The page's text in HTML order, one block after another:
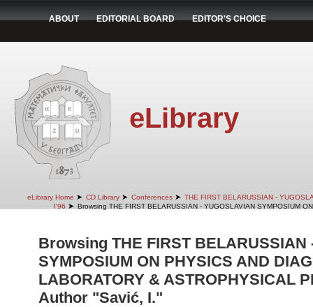
ABOUT EDITORIAL BOARD EDITOR'S CHOICE
eLibrary
eLibrary Home ➤ CD Library ➤ Conferences ➤ THE FIRST BELARUSSIAN -
I'96 ➤ Browsing THE FIRST BELARUSSIAN - YUGOSLAVIAN SYMPOSIUM
Browsing THE FIRST BELARUSSIAN
SYMPOSIUM ON PHYSICS AND
LABORATORY & ASTROPHYSICAL
Author "Savić, I."